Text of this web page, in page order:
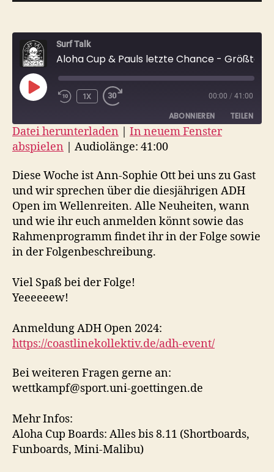
Surf Talk
PLAY
EPISODE
1X 00:00 / 41:00
ABONNIEREN TEILEN
TEILEN
LINK
EMBED
Datei herunterladen | In neuem Fenster
abspielen | Audiolänge: 41:00
Diese Woche ist Ann-Sophie Ott bei uns zu Gast
und wir sprechen über die diesjährigen ADH
Open im Wellenreiten. Alle Neuheiten, wann
und wie ihr euch anmelden könnt sowie das
Rahmenprogramm findet ihr in der Folge sowie
in der Folgenbeschreibung.
Viel Spaß bei der Folge!
Yeeeeeew!
Anmeldung ADH Open 2024:
https://coastlinekollektiv.de/adh-event/
Bei weiteren Fragen gerne an:
wettkampf@sport.uni-goettingen.de
Mehr Infos:
Aloha Cup Boards: Alles bis 8.11 (Shortboards,
Funboards, Mini-Malibu)